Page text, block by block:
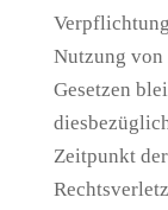
Nutzung von
Gesetzen
Zeitpunkt